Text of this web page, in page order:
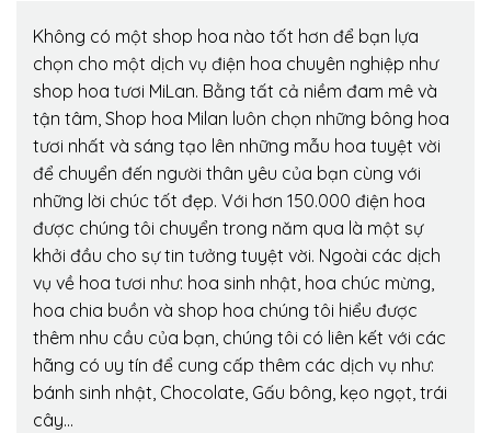
Không có một shop hoa nào tốt hơn để bạn lựa
chọn cho một dịch vụ điện hoa chuyên nghiệp như
shop hoa tươi MiLan. Bằng tất cả niềm đam mê và
tận tâm, Shop hoa Milan luôn chọn những bông hoa
tươi nhất và sáng tạo lên những mẫu hoa tuyệt vời
để chuyển đến người thân yêu của bạn cùng với
những lời chúc tốt đẹp. Với hơn 150.000 điện hoa
được chúng tôi chuyển trong năm qua là một sự
khởi đầu cho sự tin tưởng tuyệt vời. Ngoài các dịch
vụ về hoa tươi như: hoa sinh nhật, hoa chúc mừng,
hoa chia buồn và shop hoa chúng tôi hiểu được
thêm nhu cầu của bạn, chúng tôi có liên kết với các
hãng có uy tín để cung cấp thêm các dịch vụ như:
bánh sinh nhật, Chocolate, Gấu bông, kẹo ngọt, trái
cây…